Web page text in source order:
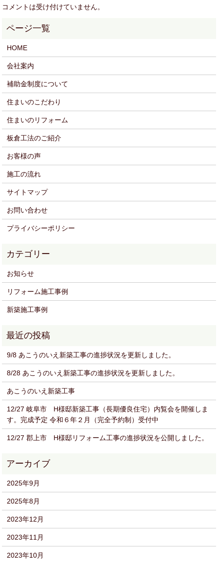
コメントは受け付けていません。
HOME
会社案内
補助金制度について
住まいのこだわり
住まいのリフォーム
板倉工法のご紹介
お客様の声
施工の流れ
サイトマップ
お問い合わせ
プライバシーポリシー
お知らせ
リフォーム施工事例
新築施工事例
9/8 あこうのいえ新築工事の進捗状況を更新しました。
8/28 あこうのいえ新築工事の進捗状況を更新しました。
あこうのいえ新築工事
12/27 岐阜市 H様邸新築工事（長期優良住宅）内覧会を開催しま
す。完成予定 令和６年２月（完全予約制）受付中
12/27 郡上市 H様邸リフォーム工事の進捗状況を公開しました。
2025年9月
2025年8月
2023年12月
2023年11月
2023年10月